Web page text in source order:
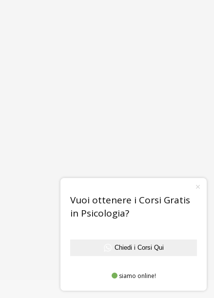
Vuoi ottenere i Corsi Gratis
in Psicologia?
Chiedi i Corsi Qui
siamo online!